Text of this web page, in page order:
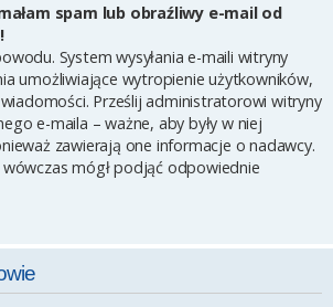
spam lub obraźliwy e-mail od
System wysyłania e-maili witryny
umożliwiające wytropienie użytkowników,
Prześlij administratorowi witryny
e-maila – ważne, aby były w niej
zawierają one informacje o nadawcy.
mógł podjąć odpowiednie